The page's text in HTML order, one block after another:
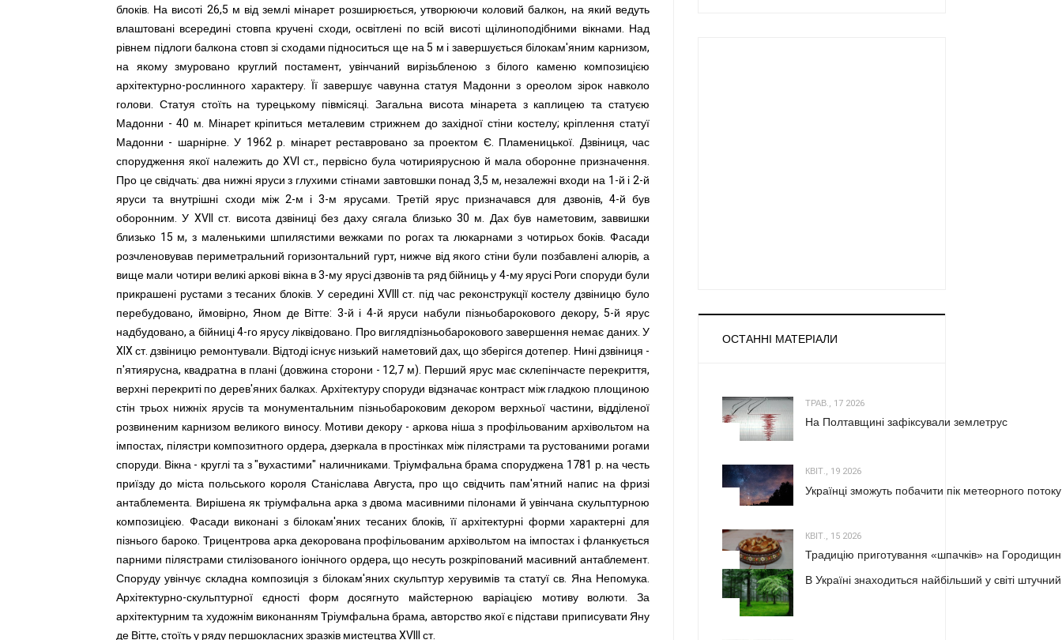
блоків. На висоті 26,5 м від землі мінарет розширюється, утворюючи коловий балкон, на який ведуть
влаштовані всередині стовпа кручені сходи, освітлені по всій висоті щілиноподібними вікнами. Над
рівнем підлоги балкона стовп зі сходами підноситься ще на 5 м і завершується білокам'яним карнизом,
на якому змуровано круглий постамент, увінчаний вирізьбленою з білого каменю композицією
архітектурно-рослинного характеру. Її завершує чавунна статуя Мадонни з ореолом зірок навколо
голови. Статуя стоїть на турецькому півмісяці. Загальна висота мінарета з каплицею та статуєю
Мадонни - 40 м. Мінарет кріпиться металевим стрижнем до західної стіни костелу; кріплення статуї
Мадонни - шарнірне. У 1962 р. мінарет реставровано за проектом Є. Пламеницької. Дзвіниця, час
спорудження якої належить до XVI ст., первісно була чотириярусною й мала оборонне призначення.
Про це свідчать: два нижні яруси з глухими стінами завтовшки понад 3,5 м, незалежні входи на 1-й і 2-й
яруси та внутрішні сходи між 2-м і 3-м ярусами. Третій ярус призначався для дзвонів, 4-й був
оборонним. У XVII ст. висота дзвіниці без даху сягала близько 30 м. Дах був наметовим, заввишки
близько 15 м, з маленькими шпилястими вежками по рогах та люкарнами з чотирьох боків. Фасади
розчленовував периметральний горизонтальний гурт, нижче від якого стіни були позбавлені алюрів, а
вище мали чотири великі аркові вікна в 3-му ярусі дзвонів та ряд бійниць у 4-му ярусі Роги споруди були
прикрашені рустами з тесаних блоків. У середині XVIII ст. під час реконструкції костелу дзвіницю було
перебудовано, ймовірно, Яном де Вітте: 3-й і 4-й яруси набули пізньобарокового декору, 5-й ярус
надбудовано, а бійниці 4-го ярусу ліквідовано. Про виглядпізньобарокового завершення немає даних. У
XIX ст. дзвіницю ремонтували. Відтоді існує низький наметовий дах, що зберігся дотепер. Нині дзвіниця -
п'ятиярусна, квадратна в плані (довжина сторони - 12,7 м). Перший ярус має склепінчасте перекриття,
верхні перекриті по дерев'яних балках. Архітектуру споруди відзначає контраст між гладкою площиною
стін трьох нижніх ярусів та монументальним пізньобароковим декором верхньої частини, відділеної
розвиненим карнизом великого виносу. Мотиви декору - аркова ніша з профільованим архівольтом на
імпостах, пілястри композитного ордера, дзеркала в простінках між пілястрами та рустованими рогами
споруди. Вікна - круглі та з "вухастими" наличниками. Тріумфальна брама споруджена 1781 р. на честь
приїзду до міста польського короля Станіслава Августа, про що свідчить пам'ятний напис на фризі
антаблемента. Вирішена як тріумфальна арка з двома масивними пілонами й увінчана скульптурною
композицією. Фасади виконані з білокам'яних тесаних блоків, її архітектурні форми характерні для
пізнього бароко. Трицентрова арка декорована профільованим архівольтом на імпостах і фланкується
парними пілястрами стилізованого іонічного ордера, що несуть розкріпований масивний антаблемент.
Споруду увінчує складна композиція з білокам'яних скульптур херувимів та статуї св. Яна Непомука.
Архітектурно-скульптурної єдності форм досягнуто майстерною варіацією мотиву волюти. За
архітектурним та художнім виконанням Тріумфальна брама, авторство якої є підстави приписувати Яну
де Вітте, стоїть у ряду першокласних зразків мистецтва XVIII ст.
ОСТАННІ МАТЕРІАЛИ
ТРАВ., 17 2026
На Полтавщині зафіксували землетрус
КВІТ., 19 2026
Українці зможуть побачити пік метеорного
КВІТ., 15 2026
Традицію приготування «шпачків» на
В Україні знаходиться найбільший у світі штучний